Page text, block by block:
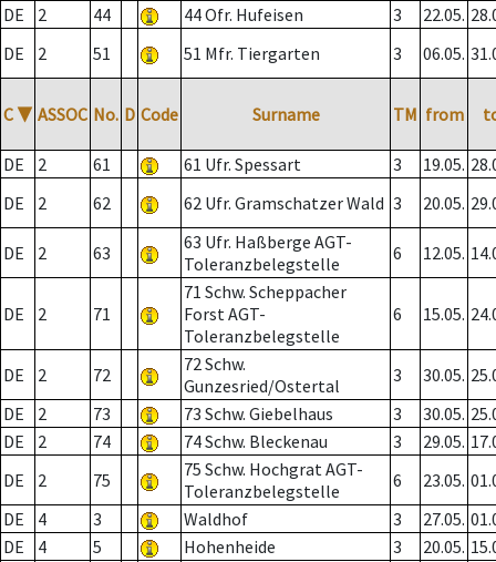
DE
2 44 44 Ofr. Hufeisen 3 22.05.
DE
2 51 51 Mfr. Tiergarten 3 06.05.
C ▼ ASSOC No. D Code Surname TM from
DE 2 61 61 Ufr. Spessart 3 19.05.
DE
2 62 62 Ufr. Gramschatzer Wald 3 20.05.
DE 2 63
63 Ufr. Haßberge AGT-
Toleranzbelegstelle
6 12.05.
DE 2 71
71 Schw. Scheppacher
Forst AGT-
Toleranzbelegstelle
6 15.05.
DE 2 72
72 Schw.
Gunzesried/Ostertal
3 30.05.
DE
2 73 73 Schw. Giebelhaus 3 30.05.
DE
2 74 74 Schw. Bleckenau 3 29.05.
DE
2 75
75 Schw. Hochgrat AGT-
Toleranzbelegstelle
6 23.05.
DE
4 3 Waldhof 3 27.05.
DE
4 5 Hohenheide 3 20.05.